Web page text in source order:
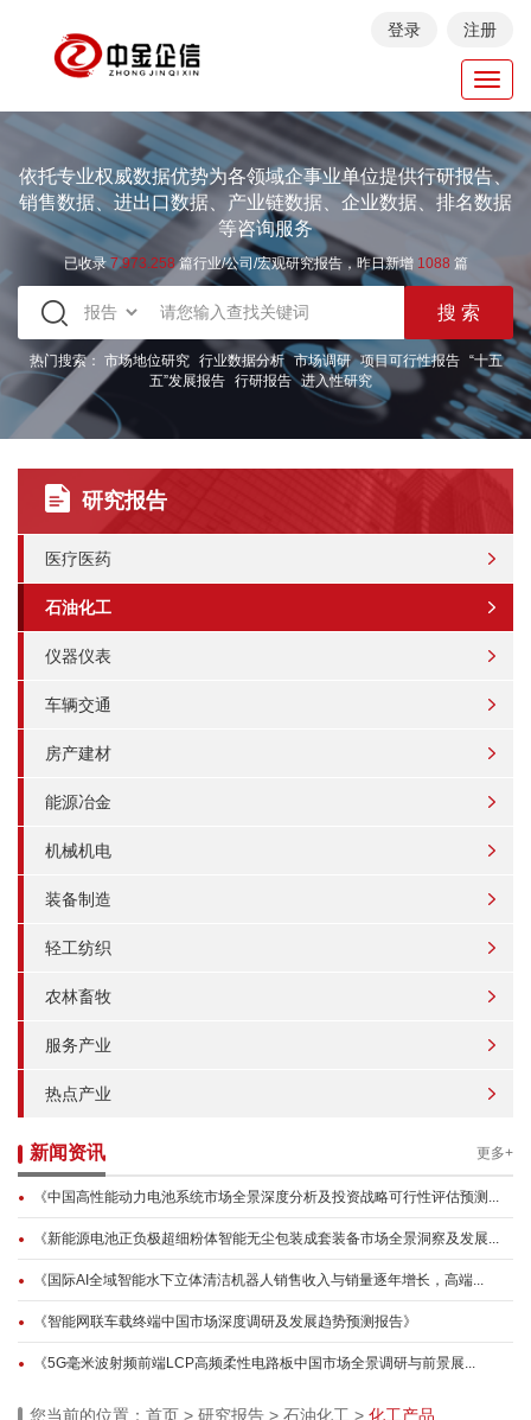
登录 注册
依托专业权威数据优势为各领域企事业单位提供行研报告、
销售数据、进出口数据、产业链数据、企业数据、排名数据
等咨询服务
已收录7.973.258篇行业/公司/宏观研究报告，昨日新增 1088 篇
热门搜索： 市场地位研究 行业数据分析 市场调研 项目可行性报告
“十五
五”发展报告 行研报告 进入性研究
研究报告
医疗医药
石油化工
仪器仪表
车辆交通
房产建材
能源冶金
机械机电
装备制造
轻工纺织
农林畜牧
服务产业
热点产业
新闻资讯 更多+
《中国高性能动力电池系统市场全景深度分析及投资战略可行性评估预测...
《新能源电池正负极超细粉体智能无尘包装成套装备市场全景洞察及发展...
《国际AI全域智能水下立体清洁机器人销售收入与销量逐年增长，高端...
《智能网联车载终端中国市场深度调研及发展趋势预测报告》
《5G毫米波射频前端LCP高频柔性电路板中国市场全景调研与前景展...
您当前的位置： 首页 > 研究报告 > 石油化工 > 化工产品